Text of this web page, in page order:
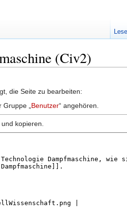
(Civ2)
die Seite zu bearbeiten:
„ Benutzer“ angehören.
kopieren.